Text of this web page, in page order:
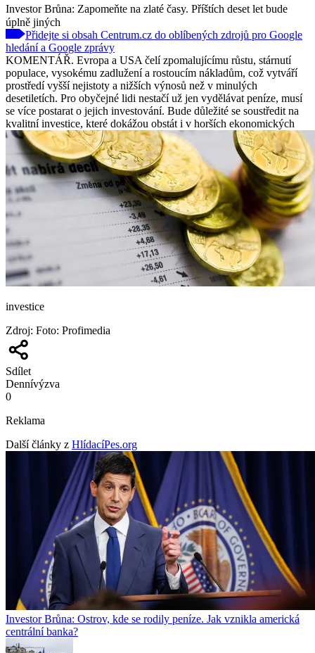
Investor Brůna: Zapomeňte na zlaté časy. Příštích deset let bude
úplně jiných
Přidejte si obsah Centrum.cz do oblíbených zdrojů pro Google
hledání a Google zprávy
KOMENTÁŘ. Evropa a USA čelí zpomalujícímu růstu, stárnutí
populace, vysokému zadlužení a rostoucím nákladům, což vytváří
prostředí vyšší nejistoty a nižších výnosů než v minulých
desetiletích. Pro obyčejné lidi nestačí už jen vydělávat peníze, musí
se více postarat o jejich investování. Bude důležité se soustředit na
kvalitní investice, které dokážou obstát i v horších ekonomických
investice
Zdroj: Foto: Profimedia
Sdílet
Dennívýzva
0
Reklama
Další články z HlídacíPes.org
Investor Brůna: Ostrov, kde se rodily peníze. Jak vznikla americká
centrální banka?